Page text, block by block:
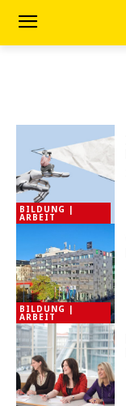
BILDUNG |
ARBEIT
BILDUNG |
ARBEIT